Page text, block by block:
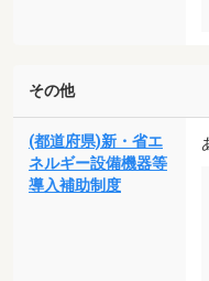
その他
(都道府県)新・省エ
ネルギー設備機器等
導入補助制度